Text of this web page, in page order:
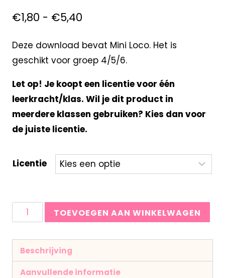
€1,80 - €5,40
Deze download bevat Mini Loco. Het is
geschikt voor groep 4/5/6.
Let op! Je koopt een licentie voor één
leerkracht/klas. Wil je dit product in
meerdere klassen gebruiken? Kies dan voor
de juiste licentie.
Licentie
TOEVOEGEN AAN WINKELWAGEN
Beschrijving
Aanvullende informatie